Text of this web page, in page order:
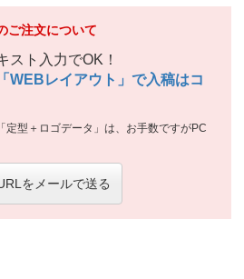
ご注文について
スト入力でOK！
WEBレイアウト」で入稿はコ
定型＋ロゴデータ」は、お手数ですがPC
をメールで送る